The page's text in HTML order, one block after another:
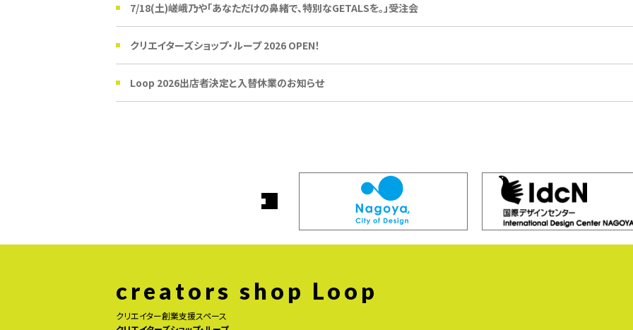
7/18(土)嵯峨乃や「あなただけの鼻緒で、特別なGETALSを。」受注会
クリエイターズショップ・ループ 2026 OPEN！
Loop 2026出店者決定と入替休業のお知らせ
creators shop Loop
クリエイター創業支援スペース